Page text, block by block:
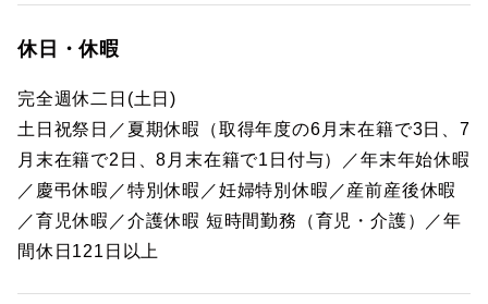
休日・休暇
完全週休二日(土日)
土日祝祭日／夏期休暇（取得年度の6月末在籍で3日、7
月末在籍で2日、8月末在籍で1日付与）／年末年始休暇
／慶弔休暇／特別休暇／妊婦特別休暇／産前産後休暇
／育児休暇／介護休暇 短時間勤務（育児・介護）／年
間休日121日以上